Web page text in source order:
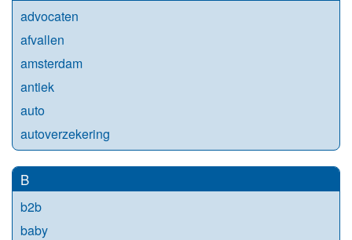
advocaten
afvallen
amsterdam
antiek
auto
autoverzekering
B
b2b
baby